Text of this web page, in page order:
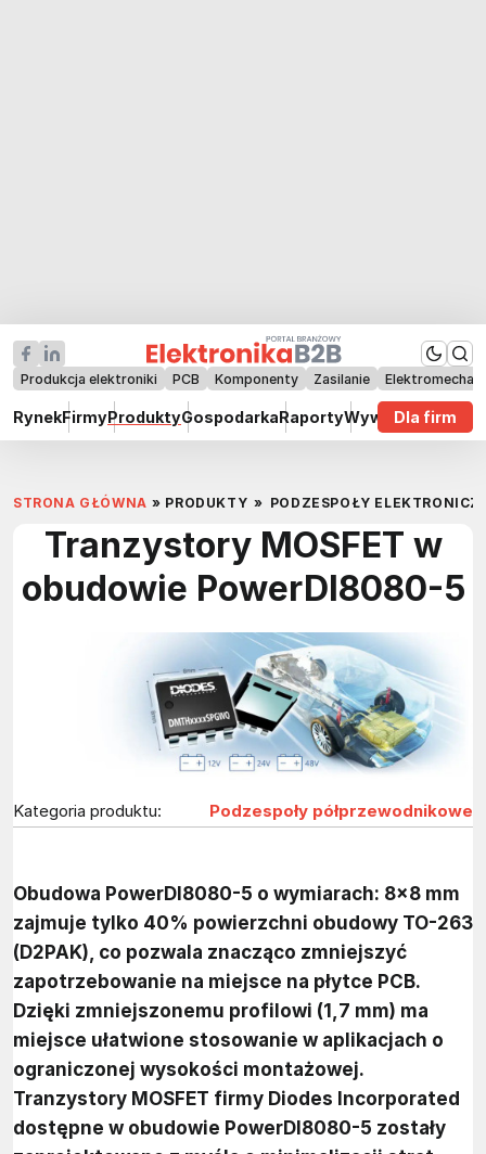
Produkcja elektroniki PCB Komponenty Zasilanie
RynekFirmyProduktyGospodarkaRaportyWywiadyDla firm
STRONA GŁÓWNA » PRODUKTY » PODZESPOŁY
Tranzystory MOSFET w
obudowie PowerDI8080-5
Kategoria produktu: Podzespoły półprzewodnikowe
Obudowa PowerDI8080-5 o wymiarach: 8×8 mm
zajmuje tylko 40% powierzchni obudowy TO-263
(D2PAK), co pozwala znacząco zmniejszyć
zapotrzebowanie na miejsce na płytce PCB.
Dzięki zmniejszonemu profilowi (1,7 mm) ma
miejsce ułatwione stosowanie w aplikacjach o
ograniczonej wysokości montażowej.
Tranzystory MOSFET firmy Diodes Incorporated
dostępne w obudowie PowerDI8080-5 zostały